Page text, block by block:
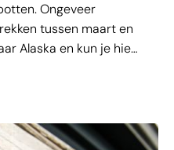
Ongeveer
tussen maart en
Alaska en kun je hier
te zien.